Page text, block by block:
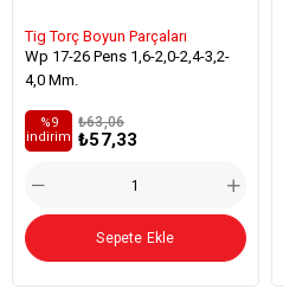
Tig Torç Boyun Parçaları
Wp 17-26 Pens 1,6-2,0-2,4-3,2-
4,0 Mm.
₺57,33
₺63,06
%9
i̇ndirim
Sepete Ekle